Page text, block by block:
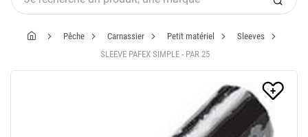
Pêche Carnassier Petit matériel
Sleeves
SLEEVE PAFEX SIMPLE - PAR 25